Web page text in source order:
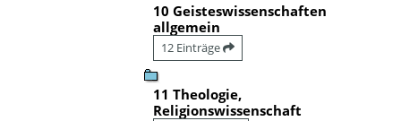
10 Geisteswissenschaften
allgemein
12 Einträge
11 Theologie,
Religionswissenschaft